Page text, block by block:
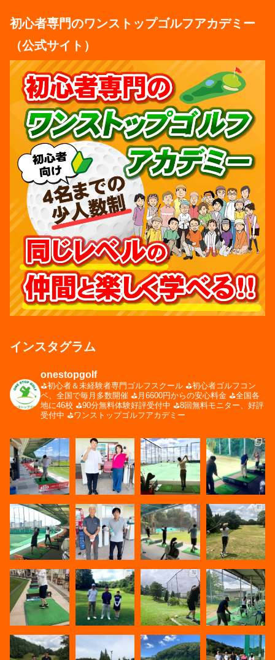
初心者専門のワンストップゴルフアカデミー
（公式サイト）
インスタグラム
onestopgolf
⛳️初心者＆未経験者専門ゴルフスクール ⛳️初心者ゴルフコン
ペ、全国で毎月多数開催 ⛳️月6600円からの安心料金 ⛳️全国各
地に46校 ⛳️90分無料体験好評受付中 ⛳️8回無料モニター、好評
受付中 ⛳️ワンストップゴルフアカデミー